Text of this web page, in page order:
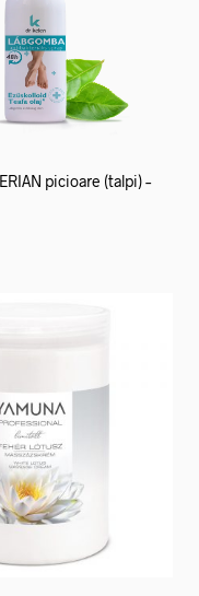
picioare (talpi) –